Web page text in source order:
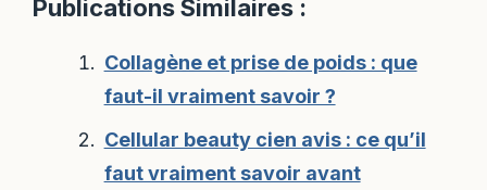
Publications Similaires :
Collagène et prise de poids : que
faut-il vraiment savoir ?
Cellular beauty cien avis : ce qu’il
faut vraiment savoir avant